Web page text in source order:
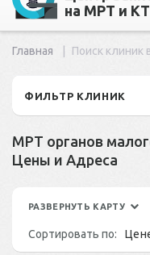
на МРТ и КТ
Главная Поиск клиник
ФИЛЬТР КЛИНИК
МРТ органов
Цены и Адреса
РАЗВЕРНУТЬ КАРТУ
Сортировать по: